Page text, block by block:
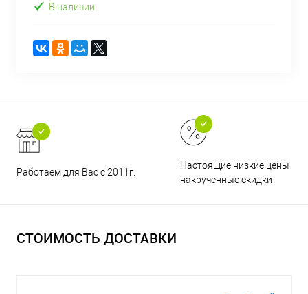
В наличии
Работаем для Вас с 2011г.
Настоящие низкие цены и
накрученные скидки
СТОИМОСТЬ ДОСТАВКИ